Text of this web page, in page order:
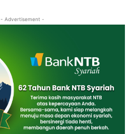
- Advertisement -